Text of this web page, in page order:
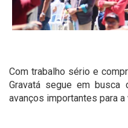
Com trabalho sério e
Gravatá segue em busca
avanços importantes para a